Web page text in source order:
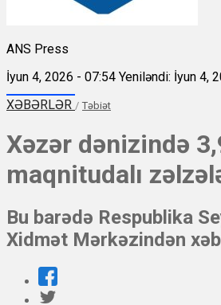
ANS Press
İyun 4, 2026 - 07:54 Yeniləndi: İyun 4,
XƏBƏRLƏR / Təbiət
Xəzər dənizində
maqnitudalı
Bu barədə Respublika
Xidmət Mərkəzindən